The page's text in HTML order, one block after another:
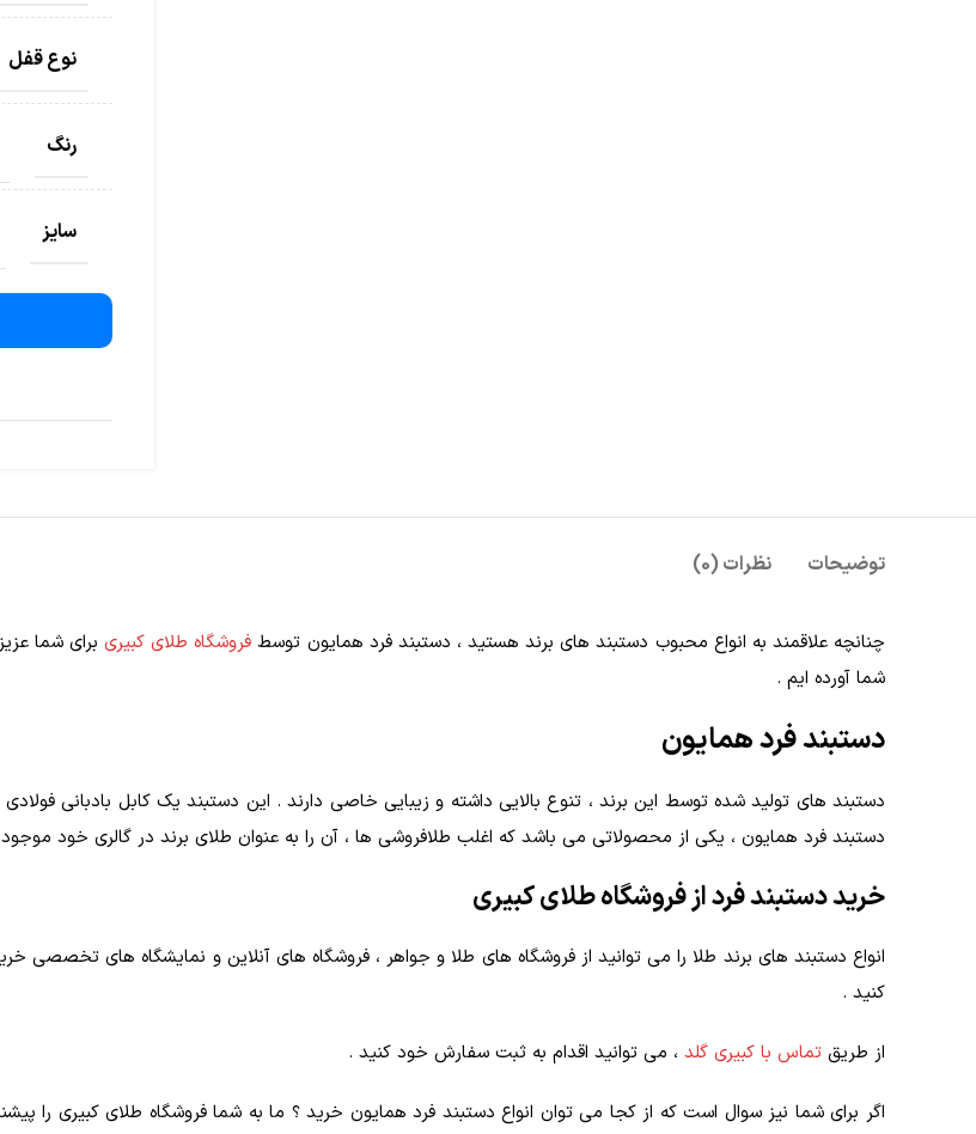
نوع قفل
رنگ
سایز
توضیحات نظرات (0)
چنانچه علاقمند به انواع محبوب دستبند های برند هستید ، دستبند فرد همایون توسط فروشگاه طلای کبیریبرای شما
شما آورده ایم .
دستبند فرد همایون
دستبند های تولید شده توسط این برند ، تنوع بالایی داشته و زیبایی خاصی دارند . این دستبند یک کابل بادبانی
دستبند فرد همایون ، یکی از محصولاتی می باشد که اغلب طلافروشی ها ، آن را به عنوان طلای برند در گالری خود
خرید دستبند فرد از فروشگاه طلای کبیری
انواع دستبند های برند طلا را می‌ توانید از فروشگاه‌ های طلا و جواهر ، فروشگاه‌ های آنلاین و نمایشگاه‌ های تخصصی
کنید .
از طریق تماس با کبیری گلد ، می توانید اقدام به ثبت سفارش خود کنید .
اگر برای شما نیز سوال است که از کجا می‌ توان انواع دستبند فرد همایون خرید ؟ ما به شما فروشگاه طلای کبیری را